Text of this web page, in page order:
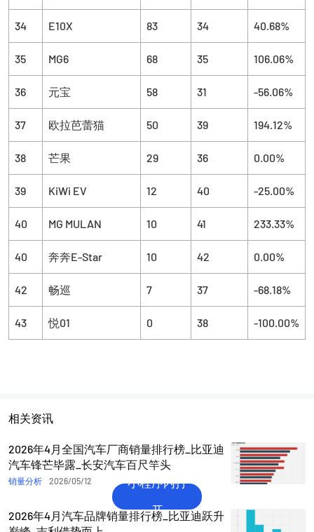
34 E10X 83 34 40.68%
35 MG6 68 35 106.06%
36 元宝 58 31 -56.06%
37 欧拉芭蕾猫 50 39 194.12%
38 芒果 29 36 0.00%
39 KiWi EV 12 40 -25.00%
40 MG MULAN 10 41 233.33%
40 奔奔E-Star 10 42 0.00%
42 畅巡 7 37 -68.18%
43 悦01 0 38 -100.00%
相关资讯
2026年4月全国汽车厂商销量排行榜_比亚迪
汽车锋芒毕露_长安汽车百尺竿头
销量分析 2026/05/12
2026年4月汽车品牌销量排行榜_比亚迪跃升
小程序内打
开